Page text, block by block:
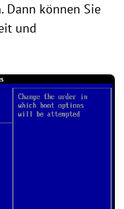
Dann können Sie
und